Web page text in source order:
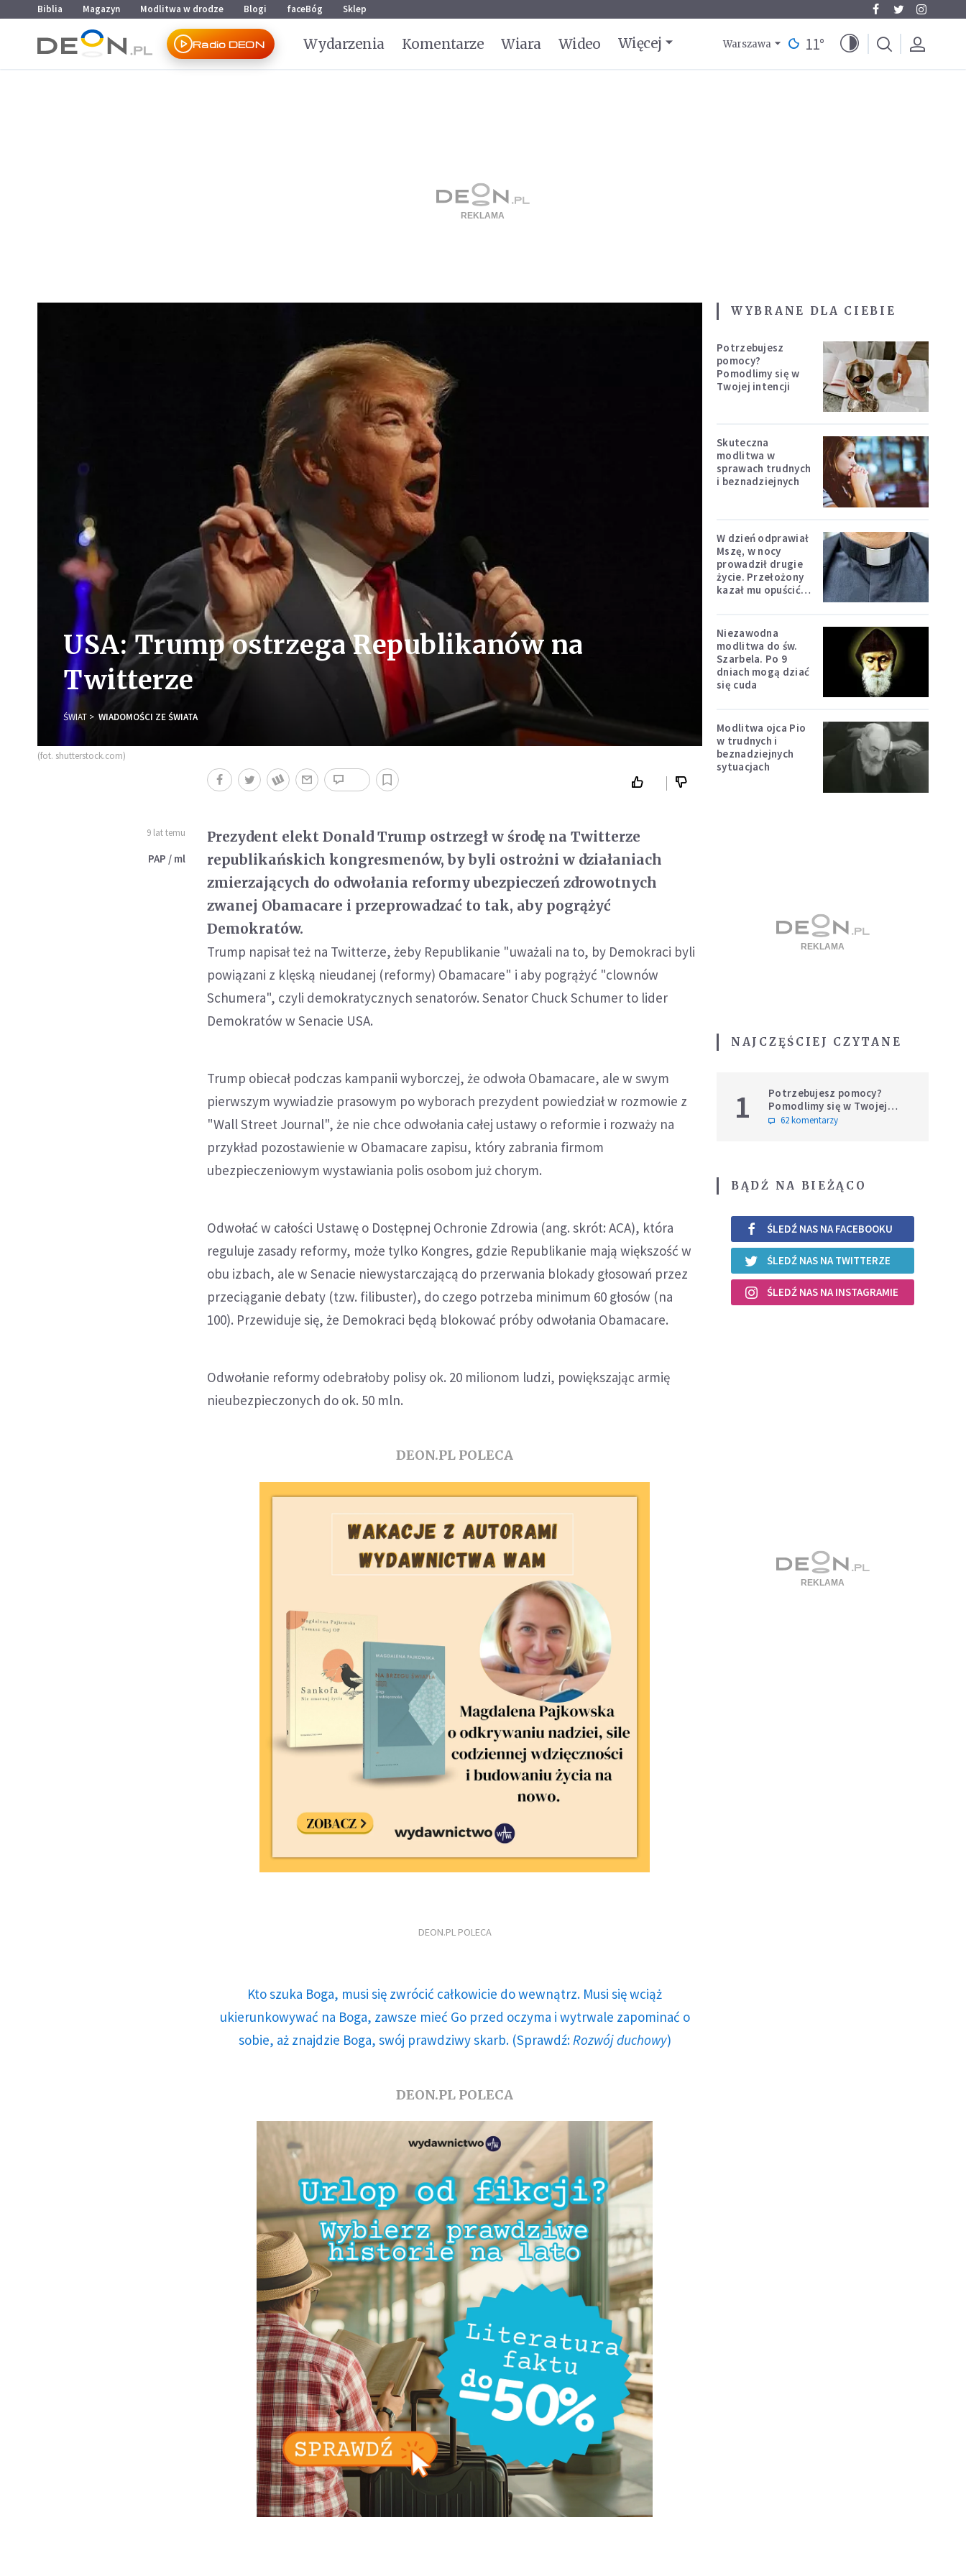
Przejdź do menu głównego
Przejdź do treści
Biblia Magazyn Modlitwa w drodze Blogi faceBóg Sklep
Radio DEON Wydarzenia Komentarze Wiara Wideo Więcej Warszawa 11°
USA: Trump ostrzega Republikanów na
Twitterze
ŚWIAT WIADOMOŚCI ZE ŚWIATA
(fot. shutterstock.com)
9 lat temu
PAP / ml
Prezydent elekt Donald Trump ostrzegł w środę na Twitterze
republikańskich kongresmenów, by byli ostrożni w działaniach
zmierzających do odwołania reformy ubezpieczeń zdrowotnych
zwanej Obamacare i przeprowadzać to tak, aby pogrążyć
Demokratów.
Trump napisał też na Twitterze, żeby Republikanie "uważali na to, by Demokraci byli
powiązani z klęską nieudanej (reformy) Obamacare" i aby pogrążyć "clownów
Schumera", czyli demokratycznych senatorów. Senator Chuck Schumer to lider
Demokratów w Senacie USA.
Trump obiecał podczas kampanii wyborczej, że odwoła Obamacare, ale w swym
pierwszym wywiadzie prasowym po wyborach prezydent powiedział w rozmowie z
"Wall Street Journal", że nie chce odwołania całej ustawy o reformie i rozważy na
przykład pozostawienie w Obamacare zapisu, który zabrania firmom
ubezpieczeniowym wystawiania polis osobom już chorym.
Odwołać w całości Ustawę o Dostępnej Ochronie Zdrowia (ang. skrót: ACA), która
reguluje zasady reformy, może tylko Kongres, gdzie Republikanie mają większość w
obu izbach, ale w Senacie niewystarczającą do przerwania blokady głosowań przez
przeciąganie debaty (tzw. filibuster), do czego potrzeba minimum 60 głosów (na
100). Przewiduje się, że Demokraci będą blokować próby odwołania Obamacare.
Odwołanie reformy odebrałoby polisy ok. 20 milionom ludzi, powiększając armię
nieubezpieczonych do ok. 50 mln.
DEON.PL POLECA
DEON.PL POLECA
Kto szuka Boga, musi się zwrócić całkowicie do wewnątrz. Musi się wciąż
ukierunkowywać na Boga, zawsze mieć Go przed oczyma i wytrwale zapominać o
sobie, aż znajdzie Boga, swój prawdziwy skarb. (Sprawdź: Rozwój duchowy)
DEON.PL POLECA
WYBRANE DLA CIEBIE
Potrzebujesz
pomocy?
Pomodlimy się w
Twojej intencji
Skuteczna
modlitwa w
sprawach trudnych
i beznadziejnych
W dzień odprawiał
Mszę, w nocy
prowadził drugie
życie. Przełożony
kazał mu opuścić
Niezawodna
modlitwa do św.
Szarbela. Po 9
dniach mogą dziać
się cuda
Modlitwa ojca Pio
w trudnych i
beznadziejnych
sytuacjach
NAJCZĘŚCIEJ CZYTANE
1
Potrzebujesz pomocy?
Pomodlimy się w Twojej
intencji
62 komentarzy
BĄDŹ NA BIEŻĄCO
ŚLEDŹ NAS NA FACEBOOKU
ŚLEDŹ NAS NA TWITTERZE
ŚLEDŹ NAS NA INSTAGRAMIE